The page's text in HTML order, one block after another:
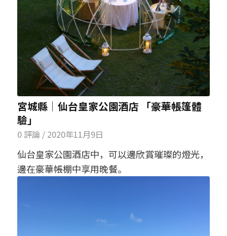
宮城縣│仙台皇家公園酒店 「豪華帳篷體
驗」
0 評論 / 2020年11月9日
仙台皇家公園酒店中，可以邊欣賞璀璨的燈光，
邊在豪華帳棚中享用晚餐。